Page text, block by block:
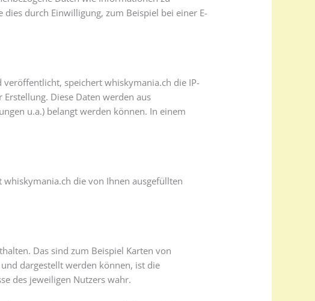
durch Einwilligung, zum Beispiel bei einer E-
speichert whiskymania.ch die IP-
Diese Daten werden aus
u.a.) belangt werden können. In einem
die von Ihnen ausgefüllten
Das sind zum Beispiel Karten von
dargestellt werden können, ist die
des jeweiligen Nutzers wahr.